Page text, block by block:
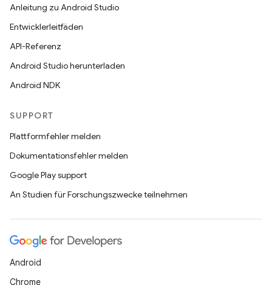
Anleitung zu Android Studio
Entwicklerleitfäden
API-Referenz
Android Studio herunterladen
Android NDK
SUPPORT
Plattformfehler melden
Dokumentationsfehler melden
Google Play support
An Studien für Forschungszwecke teilnehmen
Android
Chrome